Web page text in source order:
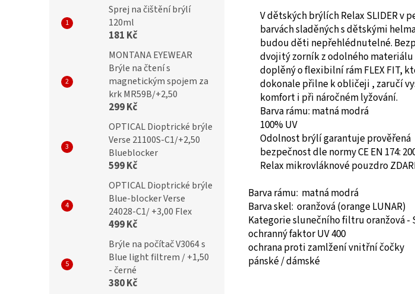
Sprej na čištění brýlí
120ml
181 Kč
MONTANA EYEWEAR
Brýle na čtení s
magnetickým spojem za
krk MR59B/+2,50
299 Kč
OPTICAL Dioptrické brýle
Verse 21100S-C1/+2,50
Blueblocker
599 Kč
OPTICAL Dioptrické brýle
Blue-blocker Verse
24028-C1/ +3,00 Flex
499 Kč
Brýle na počítač V3064 s
Blue light filtrem / +1,50
- černé
380 Kč
V dětských brýlích Relax SLIDER v
barvách sladěných s dětskými
budou děti nepřehlédnutelné.
dvojitý zorník z odolného materiálu
doplěný o flexibilní rám FLEX FIT,
dokonale přilne k obličeji , zaručí
komfort i při náročném lyžování.
Barva rámu: matná modrá
100% UV
Odolnost brýlí garantuje prověřená
bezpečnost dle normy CE EN 174:
Relax mikrovláknové pouzdro
Barva rámu: matná modrá
Barva skel: oranžová (orange LUNAR)
Kategorie slunečního filtru oranžová -
ochranný faktor UV 400
ochrana proti zamlžení vnitřní čočky
pánské / dámské